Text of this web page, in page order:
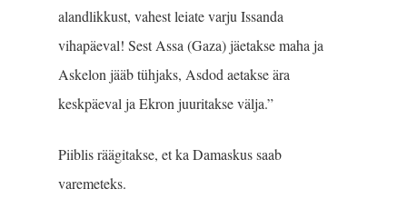
alandlikkust, vahest leiate varju Issanda
vihapäeval! Sest Assa (Gaza) jäetakse maha ja
Askelon jääb tühjaks, Asdod aetakse ära
keskpäeval ja Ekron juuritakse välja.”
Piiblis räägitakse, et ka Damaskus saab
varemeteks.